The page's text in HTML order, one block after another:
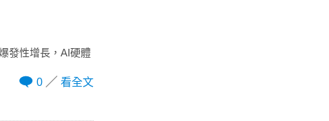
發性增長，AI硬體
0
看全文